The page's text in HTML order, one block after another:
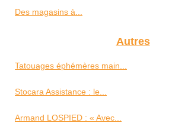
Des magasins à...
Autres
Tatouages éphémères main...
Stocara Assistance : le...
Armand LOSPIED : « Avec...